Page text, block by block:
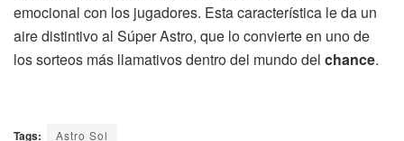
emocional con los jugadores. Esta característica le da un
aire distintivo al Súper Astro, que lo convierte en uno de
los sorteos más llamativos dentro del mundo del chance.
Tags: Astro Sol